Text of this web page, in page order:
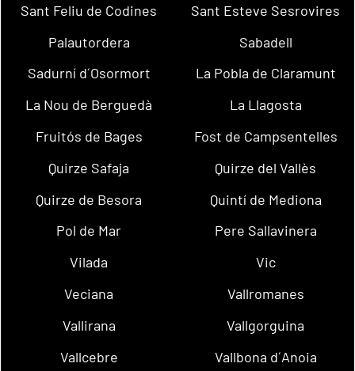
Sant Feliu de Codines
Sant Esteve Sesrovires
Palautordera
Sabadell
Sadurní d´Osormort
La Pobla de Claramunt
La Nou de Berguedà
La Llagosta
Fruitós de Bages
Fost de Campsentelles
Quirze Safaja
Quirze del Vallès
Quirze de Besora
Quintí de Mediona
Pol de Mar
Pere Sallavinera
Vilada
Vic
Veciana
Vallromanes
Vallirana
Vallgorguina
Vallcebre
Vallbona d´Anoia